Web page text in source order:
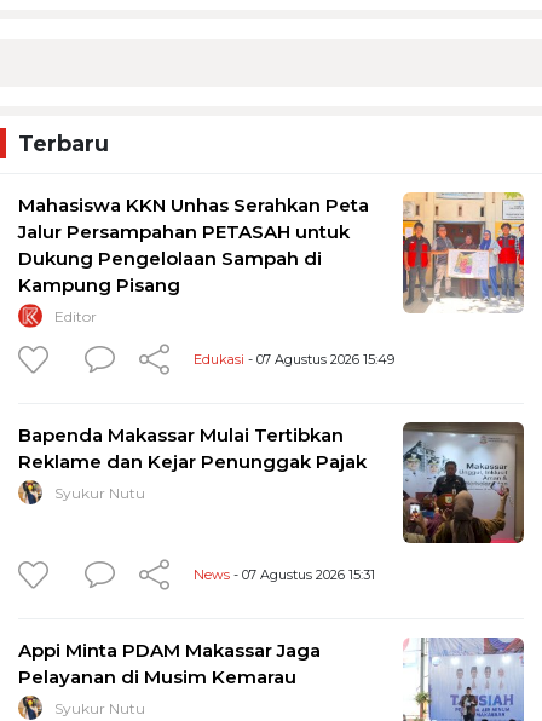
Terbaru
Mahasiswa KKN Unhas Serahkan Peta
Jalur Persampahan PETASAH untuk
Dukung Pengelolaan Sampah di
Kampung Pisang
Editor
Edukasi - 07 Agustus 2026 15:49
Bapenda Makassar Mulai Tertibkan
Reklame dan Kejar Penunggak Pajak
Syukur Nutu
News - 07 Agustus 2026 15:31
Appi Minta PDAM Makassar Jaga
Pelayanan di Musim Kemarau
Syukur Nutu